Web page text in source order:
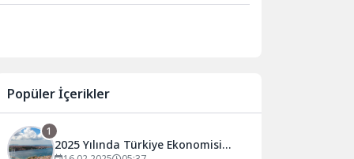
Popüler İçerikler
1
2025 Yılında Türkiye Ekonomisi